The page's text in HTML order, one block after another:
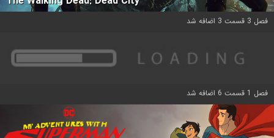
فصل 3 قسمت 3 اضافه شد
فصل 1 قسمت 6 اضافه شد